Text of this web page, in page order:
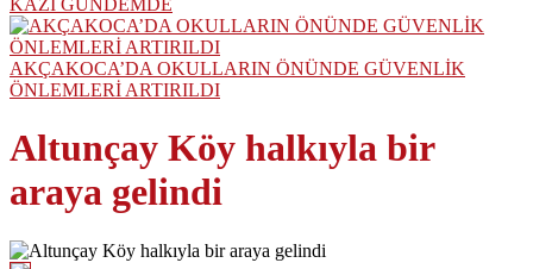
KAZI GÜNDEMDE
AKÇAKOCA’DA OKULLARIN ÖNÜNDE GÜVENLİK
ÖNLEMLERİ ARTIRILDI
Altunçay Köy halkıyla bir
araya gelindi